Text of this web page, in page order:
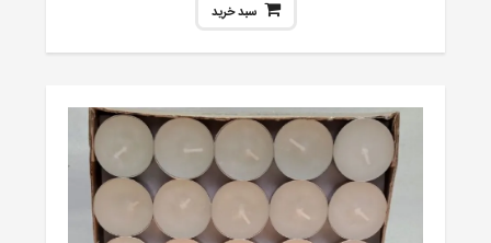
سبد خرید